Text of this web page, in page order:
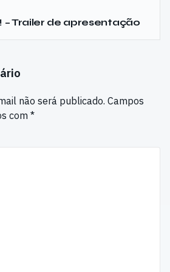
– Trailer de apresentação
não será publicado. Campos
com *